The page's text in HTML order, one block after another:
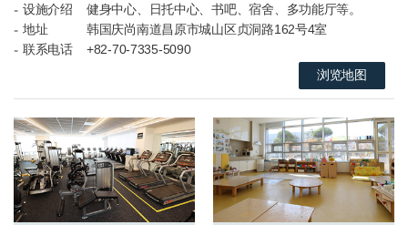
设施介绍
健身中心、日托中心、书吧、宿舍、多功能厅等。
地址
韩国庆尚南道昌原市城山区贞洞路162号4室
联系电话
+82-70-7335-5090
浏览地图